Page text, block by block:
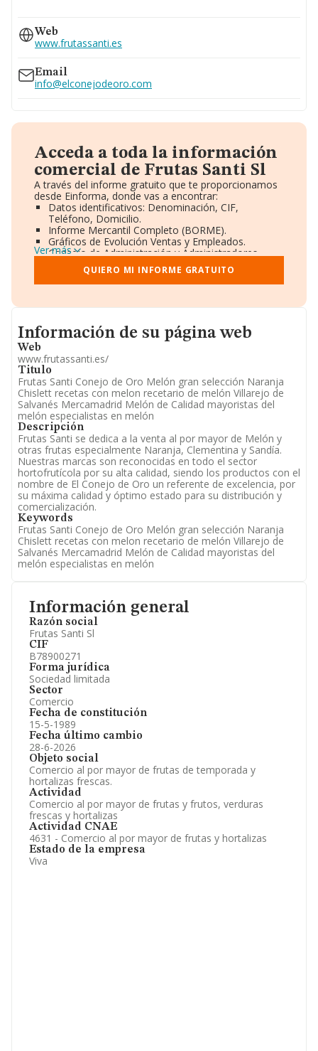
Información general
Razón social
Frutas Santi Sl
CIF
B78900271
Forma jurídica
Sociedad limitada
Sector
Comercio
Fecha de constitución
15-5-1989
Fecha último cambio
28-6-2026
Objeto social
Comercio al por mayor de frutas de temporada y
hortalizas frescas.
Actividad
Comercio al por mayor de frutas y frutos, verduras
frescas y hortalizas
Actividad CNAE
4631 - Comercio al por mayor de frutas y hortalizas
Estado de la empresa
Viva
917866562
Web
www.frutassanti.es
Email
info@elconejodeoro.com
Acceda a toda la información
comercial de Frutas Santi Sl
A través del informe gratuito que te proporcionamos
desde Einforma, donde vas a encontrar:
Datos identificativos: Denominación, CIF,
Teléfono, Domicilio.
Informe Mercantil Completo (BORME).
Gráficos de Evolución Ventas y Empleados.
Consejo de Administración y Administradores.
Directivos y Ejecutivos.
Accionistas.
Participaciones y Vinculaciones en otras empresas.
Información oficial y registral complementaria.
Ver más
QUIERO MI INFORME GRATUITO
Informacion de su página web
Información de su página web
Web
www.frutassanti.es/
Titulo
Frutas Santi Conejo de Oro Melón gran selección Naranja
Chislett recetas con melon recetario de melón Villarejo de
Salvanés Mercamadrid Melón de Calidad mayoristas del
melón especialistas en melón
Descripción
Frutas Santi se dedica a la venta al por mayor de Melón y
otras frutas especialmente Naranja, Clementina y Sandía.
Nuestras marcas son reconocidas en todo el sector
hortofrutícola por su alta calidad, siendo los productos con el
nombre de El Conejo de Oro un referente de excelencia, por
su máxima calidad y óptimo estado para su distribución y
comercialización.
Keywords
Frutas Santi Conejo de Oro Melón gran selección Naranja
Chislett recetas con melon recetario de melón Villarejo de
Salvanés Mercamadrid Melón de Calidad mayoristas del
melón especialistas en melón